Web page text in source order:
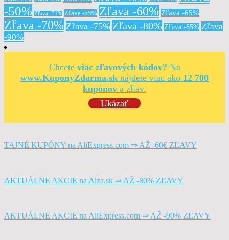
-50% Zľava -51% Zľava -55% Zľava -60% Zľava -65%
Zľava -70% Zľava -75% Zľava -80% Zľava -85% Zľava
-90%
Chcete viac zľavových kódov? Na
www.KuponyZdarma.sk nájdete viac ako 12 700
kupónov a zliav.
Ukázať
TAJNÉ KUPÓNY na AliExpress.com ⇒ AŽ -60€ ZĽAVY
AKTUÁLNE AKCIE na Alza.sk ⇒ AŽ -80% ZĽAVY
AKTUÁLNE AKCIE na AliExpress.com ⇒ AŽ -90% ZĽAVY